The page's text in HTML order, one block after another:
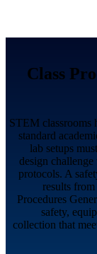
Class
STEM classrooms
standard
lab setups
design challenge
protocols. A
results
Procedures
safety,
collection that